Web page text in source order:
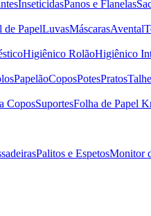
InseticidasPanos e Flanelas
de PapelLuvasMáscarasAvental
Higiênico RolãoHigiênico
PapelãoCoposPotesPratos
CoposSuportesFolha de Papel
Palitos e EspetosMonitor